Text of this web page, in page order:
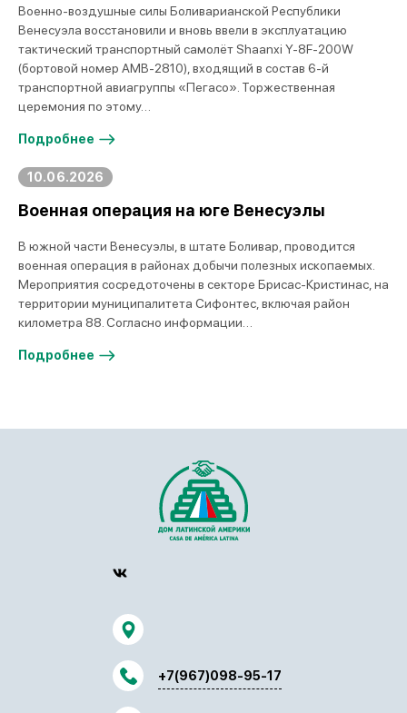
Военно-воздушные силы Боливарианской Республики
Венесуэла восстановили и вновь ввели в эксплуатацию
тактический транспортный самолёт Shaanxi Y-8F-200W
(бортовой номер AMB-2810), входящий в состав 6-й
транспортной авиагруппы «Пегасо». Торжественная
церемония по этому…
Подробнее
10.06.2026
Военная операция на юге Венесуэлы
В южной части Венесуэлы, в штате Боливар, проводится
военная операция в районах добычи полезных ископаемых.
Мероприятия сосредоточены в секторе Брисас-Кристинас, на
территории муниципалитета Сифонтес, включая район
километра 88. Согласно информации…
Подробнее
+7(967)098-95-17